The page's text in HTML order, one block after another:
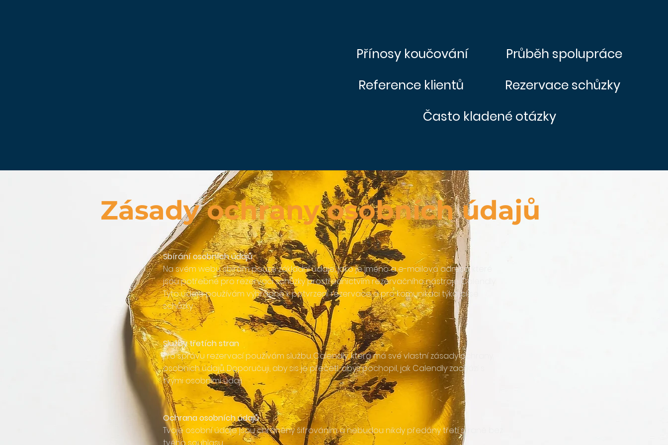
Přínosy koučování
Průběh spolupráce
Reference klientů
Rezervace schůzky
Často kladené otázky
Zásady ochrany osobních údajů
Sbírání osobních údajů
Na svém webu sbírám pouze základní údaje, jako je jméno a e-mailová adresa, které
jsou potřebné pro rezervaci schůzky prostřednictvím rezervačního nástroje Calendly.
Tyto údaje používám výhradně k potvrzení rezervace a pro komunikaci týkající se
schůzky.
Služby třetích stran
Pro správu rezervací používám službu Calendly, která má své vlastní zásady ochrany
osobních údajů. Doporučuji, aby sis je přečetl, abys pochopil, jak Calendly zachází s
tvými osobními údaji.
Ochrana osobních údajů
Tvoje osobní údaje jsou chráněny šifrováním a nebudou nikdy předány třetí straně bez
tvého souhlasu.